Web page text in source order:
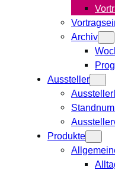
Archiv
Aussteller
Produkte